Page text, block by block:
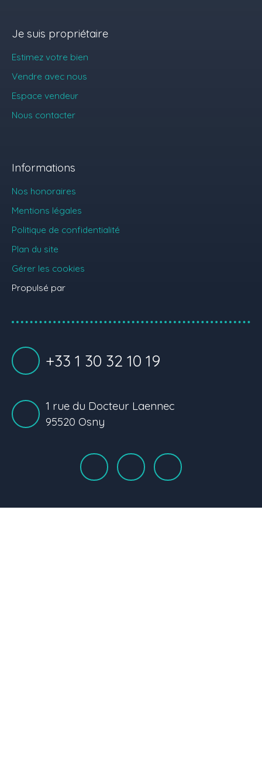
Je suis propriétaire
Estimez votre bien
Vendre avec nous
Espace vendeur
Nous contacter
Informations
Nos honoraires
Mentions légales
Politique de confidentialité
Plan du site
Gérer les cookies
Propulsé par
+33 1 30 32 10 19
1 rue du Docteur Laennec
95520 Osny